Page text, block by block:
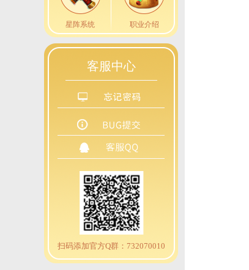
星阵系统 职业介绍
客服中心
扫码添加官方Q群：732070010